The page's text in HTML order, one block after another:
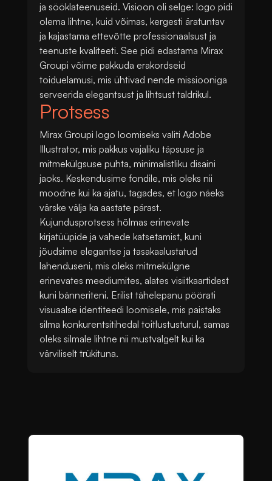
ja sööklateenuseid. Visioon oli selge: logo pidi
olema lihtne, kuid võimas, kergesti äratuntav
ja kajastama ettevõtte professionaalsust ja
teenuste kvaliteeti. See pidi edastama Mirax
Groupi võime pakkuda erakordseid
toiduelamusi, mis ühtivad nende missiooniga
serveerida elegantsust ja lihtsust taldrikul.
Protsess
Mirax Groupi logo loomiseks valiti Adobe
Illustrator, mis pakkus vajaliku täpsuse ja
mitmekülgsuse puhta, minimalistliku disaini
jaoks. Keskendusime fondile, mis oleks nii
moodne kui ka ajatu, tagades, et logo näeks
värske välja ka aastate pärast.
Kujundusprotsess hõlmas erinevate
kirjatüüpide ja vahede katsetamist, kuni
jõudsime elegantse ja tasakaalustatud
lahenduseni, mis oleks mitmekülgne
erinevates meediumites, alates visiitkaartidest
kuni bänneriteni. Erilist tähelepanu pöörati
visuaalse identiteedi loomisele, mis paistaks
silma konkurentsitihedal toitlustusturul, samas
oleks silmale lihtne nii mustvalgelt kui ka
värviliselt trükituna.